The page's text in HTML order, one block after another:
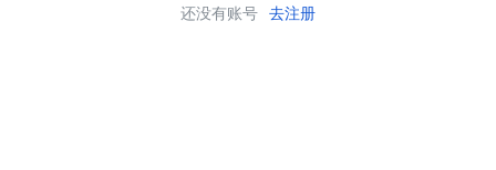
还没有账号 去注册